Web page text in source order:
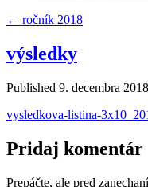
← ročník 2018
výsledky
Published 9. decembra 2018
vysledkova-listina-
Pridaj komentár
Prepáčte, ale pred